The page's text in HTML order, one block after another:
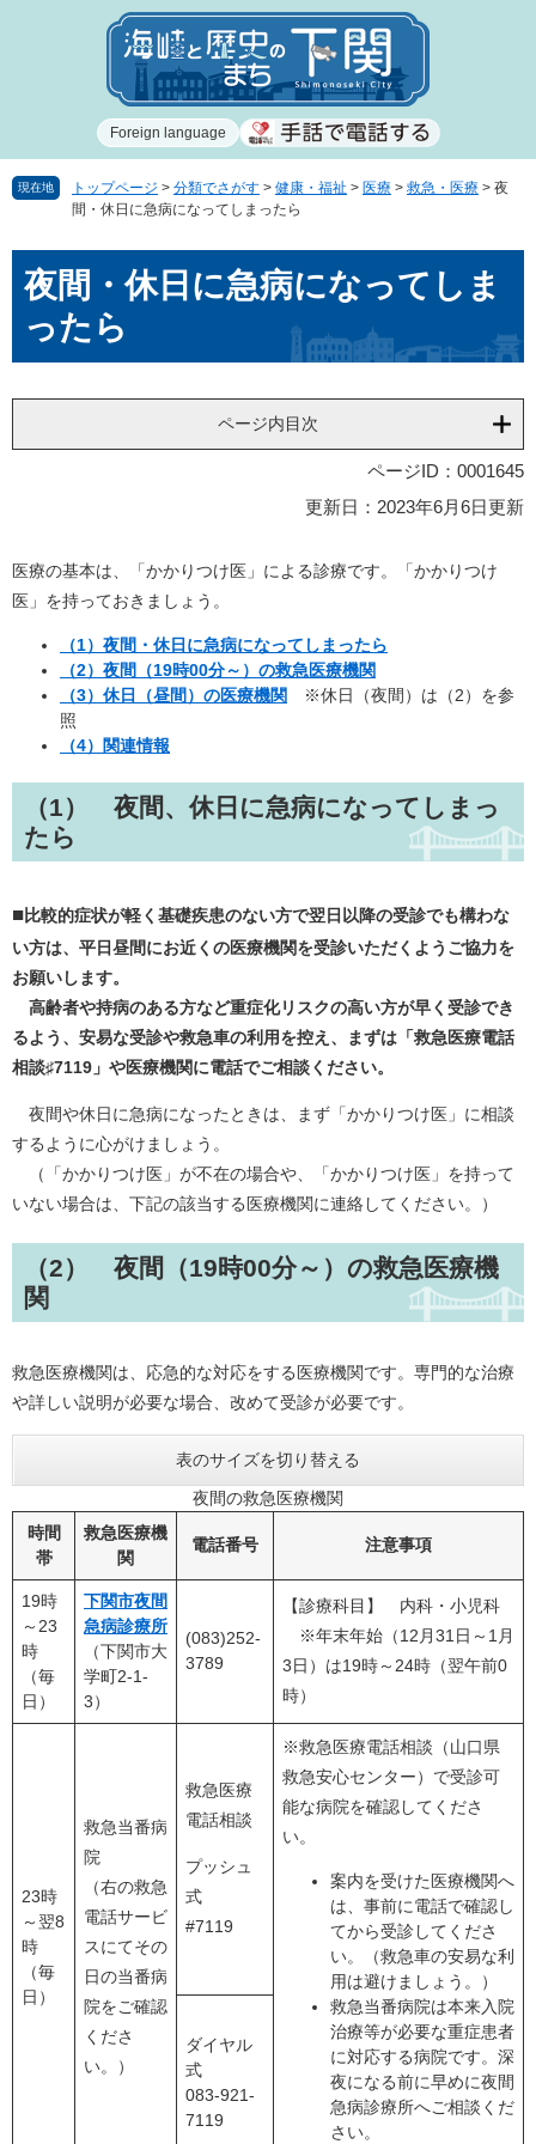
で
ば
Foreign language
現在地 トップページ > 分類でさがす > 健康・福祉 > 医療 > 救急・医療 > 夜
間・休日に急病になってしまったら
文夜間・休日に急病になってしま
ったら
ページ内目次
ページID：0001645
更新日：2023年6月6日更新
医療の基本は、「かかりつけ医」による診療です。「かかりつけ
医」を持っておきましょう。
（1）夜間・休日に急病になってしまったら
（2）夜間（19時00分～）の救急医療機関
（3）休日（昼間）の医療機関
※休日（夜間）は（2）を参
照
（4）関連情報
（1） 夜間、休日に急病になってしまっ
たら
■比較的症状が軽く基礎疾患のない方で翌日以降の受診でも構わな
い方は、平日昼間にお近くの医療機関を受診いただくようご協力を
お願いします。
高齢者や持病のある方など重症化リスクの高い方が早く受診でき
るよう、安易な受診や救急車の利用を控え、まずは「救急医療電話
相談♯7119」や医療機関に電話でご相談ください。
夜間や休日に急病になったときは、まず「かかりつけ医」に相談
するように心がけましょう。
（「かかりつけ医」が不在の場合や、「かかりつけ医」を持って
いない場合は、下記の該当する医療機関に連絡してください。）
（2） 夜間（19時00分～）の救急医療機
関
救急医療機関は、応急的な対応をする医療機関です。専門的な治療
や詳しい説明が必要な場合、改めて受診が必要です。
表のサイズを切り替える
夜間の救急医療機関
時間
帯
救急医療機
関
電話番号 注意事項
19時
～23
時
（毎
日）
下関市夜間
急病診療所
（下関市大
学町2-1-
3）
(083)252-
3789
【診療科目】 内科・小児科
※年末年始（12月31日～1月
3日）は19時～24時（翌午前0
時）
23時
～翌8
時
（毎
日）
救急当番病
院
（右の救急
電話サービ
スにてその
日の当番病
院をご確認
くださ
い。）
救急医療
電話相談
プッシュ
式
#7119
※救急医療電話相談（山口県
救急安心センター）で受診可
能な病院を確認してくださ
い。
案内を受けた医療機関へ
は、事前に電話で確認し
てから受診してくださ
い。（救急車の安易な利
用は避けましょう。）
救急当番病院は本来入院
治療等が必要な重症患者
に対応する病院です。深
夜になる前に早めに夜間
急病診療所へご相談くだ
さい。
ダイヤル
式
083-921-
7119